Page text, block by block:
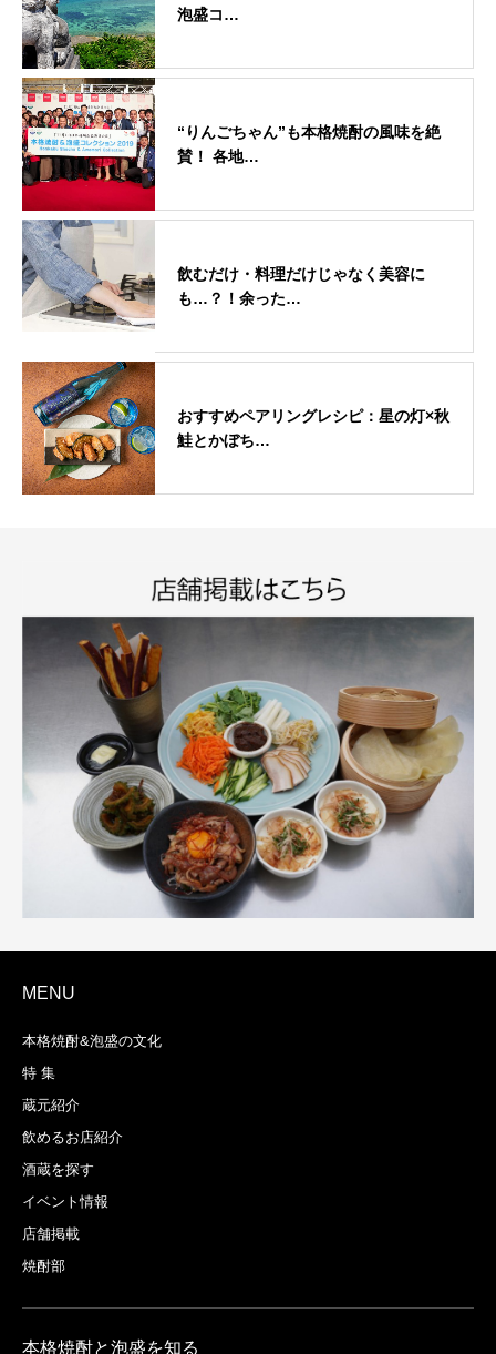
泡盛コ…
“りんごちゃん”も本格焼酎の風味を絶
賛！ 各地…
飲むだけ・料理だけじゃなく美容に
も…？！余った…
おすすめペアリングレシピ：星の灯×秋
鮭とかぼち…
MENU
本格焼酎&泡盛の文化
特 集
蔵元紹介
飲めるお店紹介
酒蔵を探す
イベント情報
店舗掲載
焼酎部
本格焼酎と泡盛を知る